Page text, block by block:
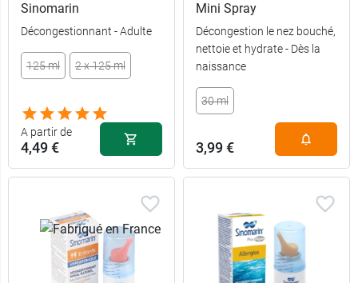
Sinomarin
Décongestionnant - Adulte
125 ml 2 x 125 ml
A partir de
4,49 €
Mini Spray
Décongestion le nez bouché,
nettoie et hydrate - Dès la
naissance
30 ml
3,99 €